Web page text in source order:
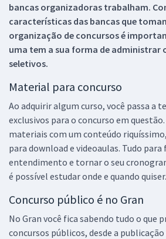
bancas organizadoras trabalham.
características das bancas que
organização de concursos é
uma tem a sua forma de administrar
seletivos.
Material para concurso
Ao adquirir algum curso, você passa a
exclusivos para o concurso em
materiais com um conteúdo
para download e videoaulas. Tudo
entendimento e tornar o seu
é possível estudar onde e quando quiser.
Concurso público é no Gran
No Gran você fica sabendo tudo o que
concursos públicos, desde a